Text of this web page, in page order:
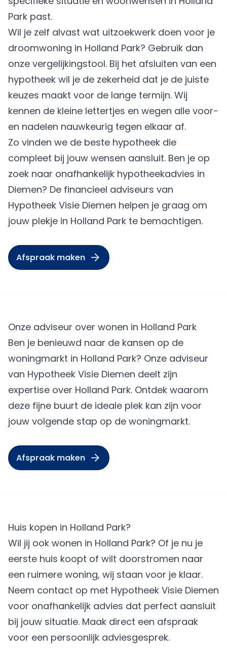
Park past.
Wil je zelf alvast wat uitzoekwerk doen voor je
droomwoning in Holland Park? Gebruik dan
onze vergelijkingstool. Bij het afsluiten van een
hypotheek wil je de zekerheid dat je de juiste
keuzes maakt voor de lange termijn. Wij
kennen de kleine lettertjes en wegen alle voor-
en nadelen nauwkeurig tegen elkaar af.
Zo vinden we de beste hypotheek die
compleet bij jouw wensen aansluit. Ben je op
zoek naar onafhankelijk hypotheekadvies in
Diemen? De financieel adviseurs van
Hypotheek Visie Diemen helpen je graag om
jouw plekje in Holland Park te bemachtigen.
Afspraak maken
Onze adviseur over wonen in Holland Park
Ben je benieuwd naar de kansen op de
woningmarkt in Holland Park? Onze adviseur
van Hypotheek Visie Diemen deelt zijn
expertise over Holland Park. Ontdek waarom
deze fijne buurt de ideale plek kan zijn voor
jouw volgende stap op de woningmarkt.
Afspraak maken
Huis kopen in Holland Park?
Wil jij ook wonen in Holland Park? Of je nu je
eerste huis koopt of wilt doorstromen naar
een ruimere woning, wij staan voor je klaar.
Neem contact op met Hypotheek Visie Diemen
voor onafhankelijk advies dat perfect aansluit
bij jouw situatie. Maak direct een afspraak
voor een persoonlijk adviesgesprek.